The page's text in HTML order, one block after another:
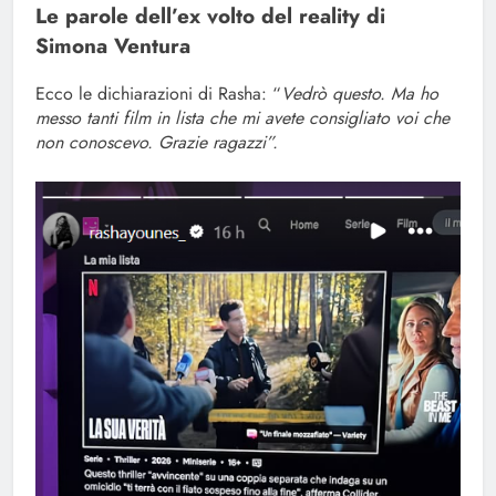
Le parole dell’ex volto del reality di
Simona Ventura
Ecco le dichiarazioni di Rasha: “Vedrò questo. Ma ho
messo tanti film in lista che mi avete consigliato voi che
non conoscevo. Grazie ragazzi”.